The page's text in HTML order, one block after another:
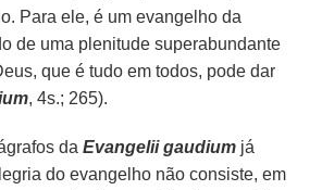
Para ele, é um evangelho da
de uma plenitude superabundante
que é tudo em todos, pode dar
, 4s.; 265).
daEvangelii gaudium já
do evangelho não consiste, em